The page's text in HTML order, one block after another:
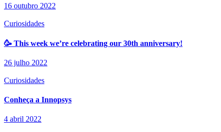
16 outubro 2022
Curiosidades
🥳 This week we’re celebrating our 30th anniversary!
26 julho 2022
Curiosidades
Conheça a Innopsys
4 abril 2022